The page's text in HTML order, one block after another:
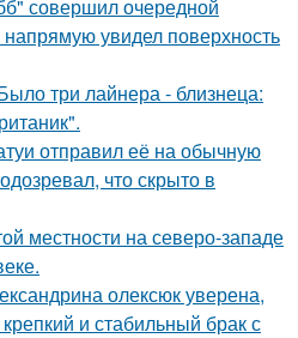
совершил очередной
увидел поверхность
три лайнера - близнеца:
отправил её на обычную
что скрыто в
местности на северо-западе
олексюк уверена,
и стабильный брак с